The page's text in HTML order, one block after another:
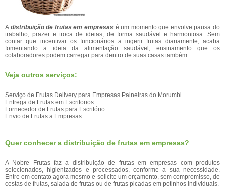
A distribuição de frutas em empresas é um momento que envolve pausa do
trabalho, prazer e troca de ideias, de forma saudável e harmoniosa. Sem
contar que incentivar os funcionários a ingerir frutas diariamente, acaba
fomentando a ideia da alimentação saudável, ensinamento que os
colaboradores podem carregar para dentro de suas casas também.
Veja outros serviços:
Serviço de Frutas Delivery para Empresas Paineiras do Morumbi
Entrega de Frutas em Escritorios
Fornecedor de Frutas para Escritório
Envio de Frutas a Empresas
Quer conhecer a distribuição de frutas em empresas?
A Nobre Frutas faz a distribuição de frutas em empresas com produtos
selecionados, higienizados e processados, conforme a sua necessidade.
Entre em contato agora mesmo e solicite um orçamento, sem compromisso, de
cestas de frutas, salada de frutas ou de frutas picadas em potinhos individuais.